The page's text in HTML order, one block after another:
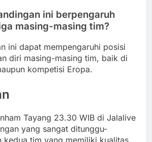
ini berpengaruh
masing-masing tim?
ini dapat mempengaruhi posisi
diri masing-masing tim, baik di
kompetisi Eropa.
Tayang 23.30 WIB di Jalalive
yang sangat ditunggu-